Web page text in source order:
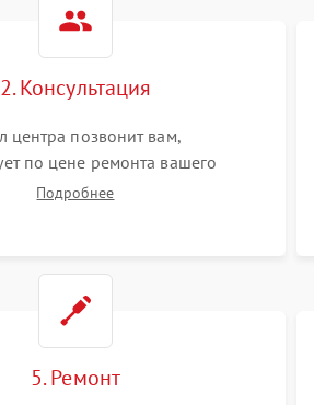
2. Консультация
позвонит вам,
по цене ремонта вашего
а также ответит на все ваши
Подробнее
5. Ремонт